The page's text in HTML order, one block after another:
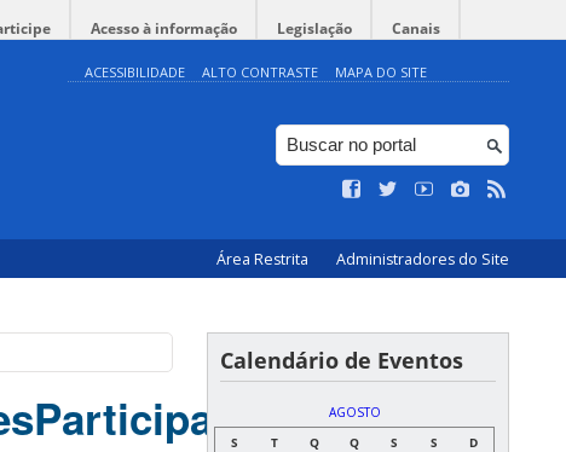
Acesso à informação Legislação Canais
ACESSIBILIDADE ALTO CONTRASTE MAPA DO SITE
Área Restrita Administradores do Site
Participantes
Calendário de Eventos
AGOSTO
S
T Q Q S S D